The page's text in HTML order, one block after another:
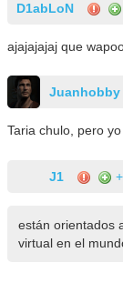
D1abLoN
ajajajajaj que
Juanhobby
Taria chulo, pero
J1
están orientados
virtual en el